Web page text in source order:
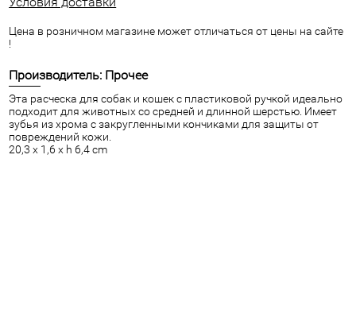
Цена в розничном магазине может отличаться от цены на сайте
!
Производитель: Прочее
Эта расческа для собак и кошек с пластиковой ручкой идеально
подходит для животных со средней и длинной шерстью. Имеет
зубья из хрома с закругленными кончиками для защиты от
повреждений кожи.
20,3 x 1,6 x h 6,4 cm